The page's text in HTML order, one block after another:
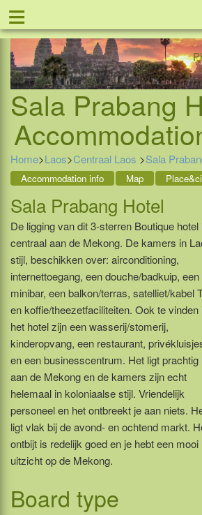
Offer
≡
Sala Prabang
Home>Laos>Centraal Laos >Sala
Accommodation info Map
Sala Prabang Hotel
De ligging van dit 3-sterren Boutique hotel
centraal aan de Mekong. De kamers in
stijl, beschikken over: airconditioning,
internettoegang, een douche/badkuip, een
minibar, een balkon/terras, satelliet/kabel
en koffie/theezetfaciliteiten. Ook te vinden
het hotel zijn een wasserij/stomerij,
kinderopvang, een restaurant,
en een businesscentrum. Het ligt prachtig
aan de Mekong en de kamers zijn echt
helemaal in koloniaalse stijl. Vriendelijk
personeel en het ontbreekt je aan niets.
ligt vlak bij de avond- en ochtend markt.
ontbijt is redelijk goed en je hebt een mooi
uitzicht op de Mekong.
Board type